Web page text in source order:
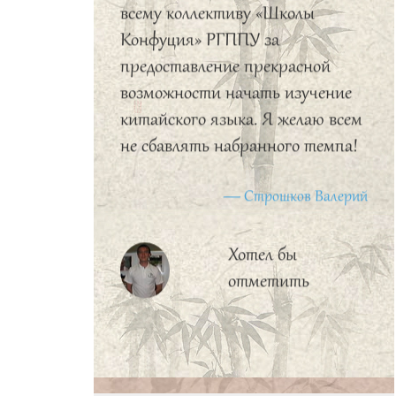
всему коллективу «Школы
Конфуция» РГППУ за
предоставление прекрасной
возможности начать изучение
китайского языка. Я желаю всем
не сбавлять набранного темпа!
Строшков Валерий
Хотел бы
отметить
высокую
организацию учебного процесса:
прекрасные учителя, богатый